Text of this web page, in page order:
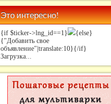
Это интересно!
{if $ticker->lng_id==1}
{else}
{"Добавить свое
объявление"|translate:10}{/if}
Загрузка...